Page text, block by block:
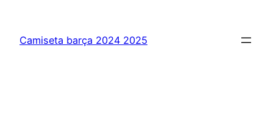
contenido
Camiseta barça 2024 2025